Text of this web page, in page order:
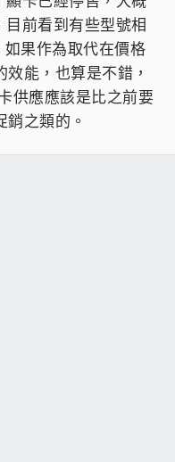
前看到有些型號相
果作為取代在價格
能，也算是不錯，
供應應該是比之前要
之類的。